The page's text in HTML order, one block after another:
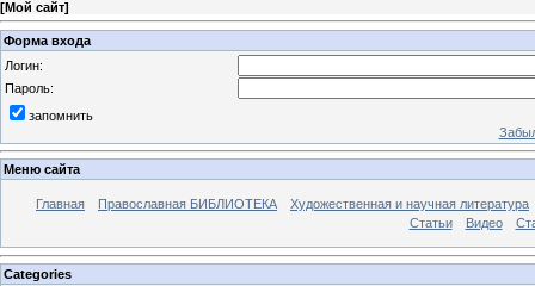
[Мой сайт]
Форма входа
Логин:
Пароль:
запомнить
Меню сайта
Главная Православная БИБЛИОТЕКА
Художественная и научная литература
Статьи
Видео
Categories